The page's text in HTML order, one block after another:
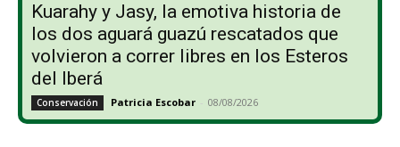
Kuarahy y Jasy, la emotiva historia de
los dos aguará guazú rescatados que
volvieron a correr libres en los Esteros
del Iberá
Conservación Patricia Escobar - 08/08/2026